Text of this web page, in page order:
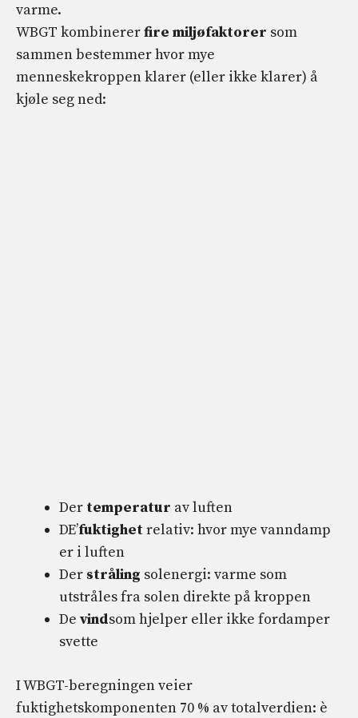
varme.
WBGT kombinererfire miljøfaktorer som
sammen bestemmer hvor mye
menneskekroppen klarer (eller ikke klarer) å
kjøle seg ned:
Der temperatur av luften
DE’fuktighetrelativ: hvor mye vanndamp
er i luften
Der stråling solenergi: varme som
utstråles fra solen direkte på kroppen
De vindsom hjelper eller ikke fordamper
svette
I WBGT-beregningen veier
fuktighetskomponenten 70 % av totalverdien: è